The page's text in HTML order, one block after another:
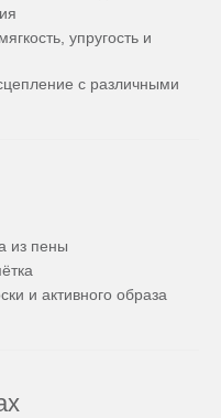
упругость и
с различными
из пены
и активного образа